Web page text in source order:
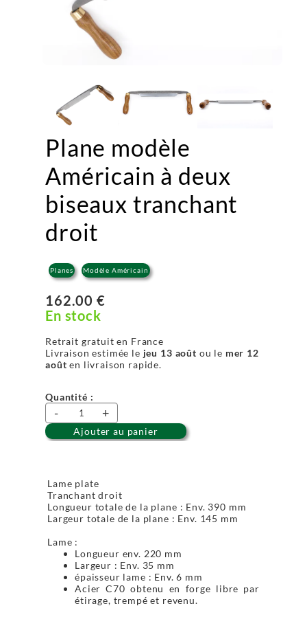
Plane modèle
Américain à deux
biseaux tranchant
droit
Planes Modèle Américain
162.00 €
En stock
Retrait gratuit en France
Livraison estimée le jeu 13 août ou le mer 12
août en livraison rapide.
Quantité :
- +
Ajouter au panier
Lame plate
Tranchant droit
Longueur totale de la plane : Env. 390 mm
Largeur totale de la plane : Env. 145 mm
Lame :
Longueur env. 220 mm
Largeur : Env. 35 mm
épaisseur lame : Env. 6 mm
Acier C70 obtenu en forge libre par
étirage, trempé et revenu.